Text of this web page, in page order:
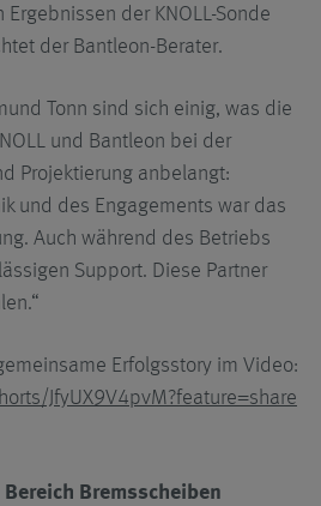
der KNOLL-Sonde
der Bantleon-Berater.
Tonn sind sich einig, was die
und Bantleon bei der
Projektierung anbelangt:
und des Engagements war das
Auch während des Betriebs
Support. Diese Partner
Erfolgsstory im Video:
JfyUX9V4pvM?feature=share
Bremsscheiben